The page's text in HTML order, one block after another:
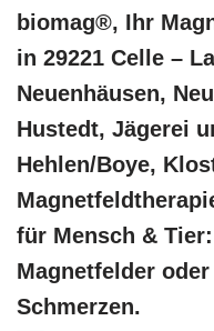
biomag®, Ihr
in 29221 Celle –
Neuenhäusen,
Hustedt, Jägerei
Hehlen/Boye,
für Mensch &
Magnetfelder
Schmerzen.